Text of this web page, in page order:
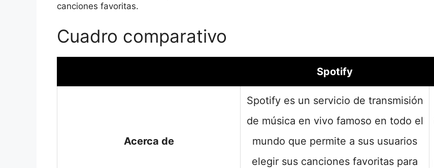
canciones favoritas.
Cuadro comparativo
Spotify
Acerca de
Spotify es un servicio de transmisión
de música en vivo famoso en todo el
mundo que permite a sus usuarios
elegir sus canciones favoritas para